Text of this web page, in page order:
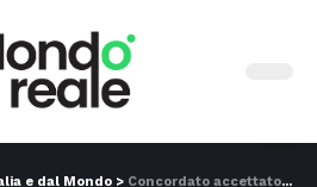
e dal Mondo > Concordato accettato, Windjet si salva